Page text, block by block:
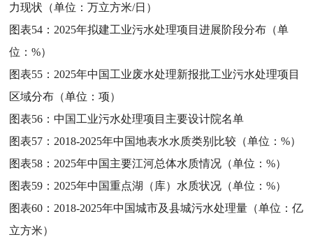
力现状（单位：万立方米/日）
图表54： 2025年拟建工业污水处理项目进展阶段分布（单
位：%）
图表55： 2025年中国工业废水处理新报批工业污水处理项目
区域分布（单位：项）
图表56：中国工业污水处理项目主要设计院名单
图表57： 2018-2025年中国地表水水质类别比较（单位：%）
图表58： 2025年中国主要江河总体水质情况（单位：%）
图表59： 2025年中国重点湖（库）水质状况（单位：%）
图表60： 2018-2025年中国城市及县城污水处理量（单位：亿
立方米）